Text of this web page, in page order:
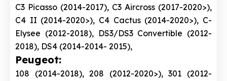
C3 Picasso (2014-2017), C3 Aircross (2017-2020>),
C4 II (2014-2020>), C4 Cactus (2014-2020>), C-
Elysee (2012-2018), DS3/DS3 Convertible (2012-
2018), DS4 (2014-2014- 2015),
Peugeot:
108 (2014-2018), 208 (2012-2020>), 301 (2012-